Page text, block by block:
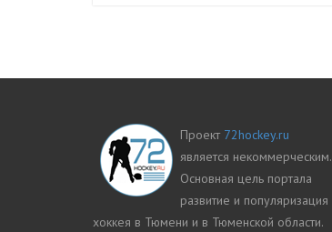
Проект 72hockey.ru
является некоммерческим.
Основная цель портала
развитие и популяризация
хоккея в Тюмени и в Тюменской области.